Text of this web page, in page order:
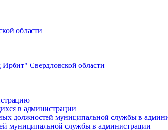
области
Ирбит" Свердловской области
в администрации
должностей муниципальной службы в
муниципальной службы в администрации